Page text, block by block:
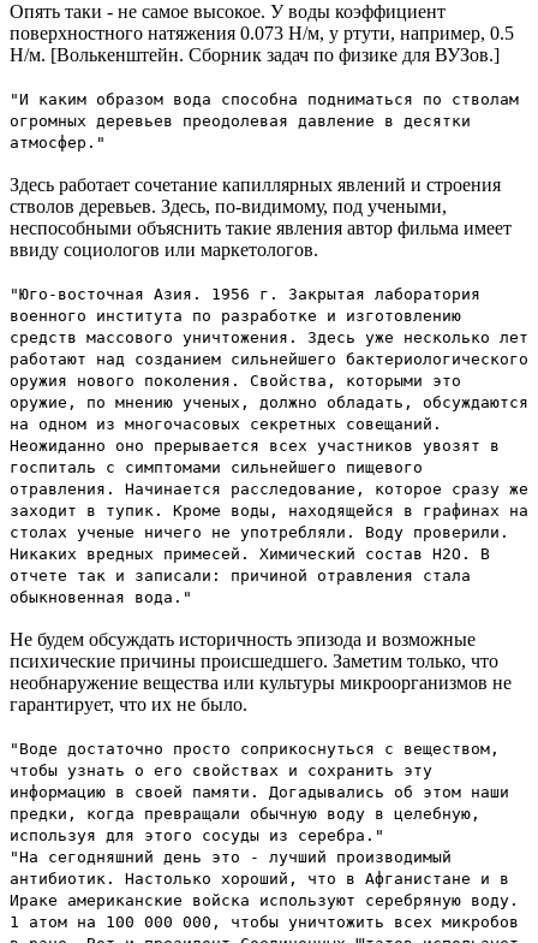
Опять таки - не самое высокое. У воды коэффициент
поверхностного натяжения 0.073 Н/м, у ртути, например, 0.5
Н/м. [Волькенштейн. Сборник задач по физике для ВУЗов.]
"И каким образом вода способна подниматься по стволам
огромных деревьев преодолевая давление в десятки
атмосфер."
Здесь работает сочетание капиллярных явлений и строения
стволов деревьев. Здесь, по-видимому, под учеными,
неспособными объяснить такие явления автор фильма имеет
ввиду социологов или маркетологов.
"Юго-восточная Азия. 1956 г. Закрытая лаборатория
военного института по разработке и изготовлению
средств массового уничтожения. Здесь уже несколько лет
работают над созданием сильнейшего бактериологического
оружия нового поколения. Свойства, которыми это
оружие, по мнению ученых, должно обладать, обсуждаются
на одном из многочасовых секретных совещаний.
Неожиданно оно прерывается всех участников увозят в
госпиталь с симптомами сильнейшего пищевого
отравления. Начинается расследование, которое сразу же
заходит в тупик. Кроме воды, находящейся в графинах на
столах ученые ничего не употребляли. Воду проверили.
Никаких вредных примесей. Химический состав H2O. В
отчете так и записали: причиной отравления стала
обыкновенная вода."
Не будем обсуждать историчность эпизода и возможные
психические причины происшедшего. Заметим только, что
необнаружение вещества или культуры микроорганизмов не
гарантирует, что их не было.
"Воде достаточно просто соприкоснуться с веществом,
чтобы узнать о его свойствах и сохранить эту
информацию в своей памяти. Догадывались об этом наши
предки, когда превращали обычную воду в целебную,
используя для этого сосуды из серебра."
"На сегодняшний день это - лучший производимый
антибиотик. Настолько хороший, что в Афганистане и в
Ираке американские войска используют серебряную воду.
1 атом на 100 000 000, чтобы уничтожить всех микробов